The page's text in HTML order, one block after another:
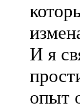
И я
опыт